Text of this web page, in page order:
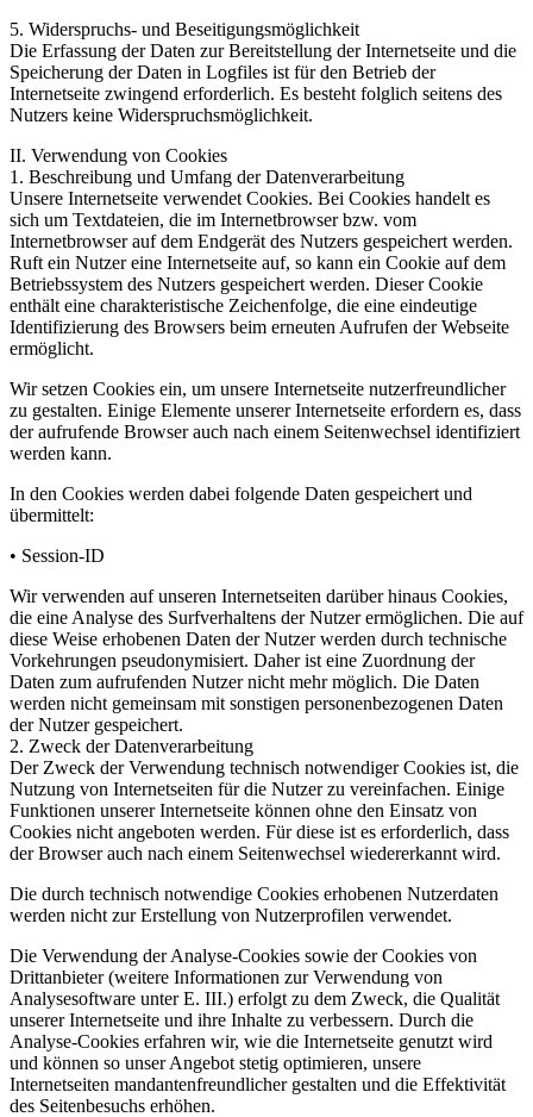
5. Widerspruchs- und Beseitigungsmöglichkeit
Die Erfassung der Daten zur Bereitstellung der Internetseite und die
Speicherung der Daten in Logfiles ist für den Betrieb der
Internetseite zwingend erforderlich. Es besteht folglich seitens des
Nutzers keine Widerspruchsmöglichkeit.
II. Verwendung von Cookies
1. Beschreibung und Umfang der Datenverarbeitung
Unsere Internetseite verwendet Cookies. Bei Cookies handelt es
sich um Textdateien, die im Internetbrowser bzw. vom
Internetbrowser auf dem Endgerät des Nutzers gespeichert werden.
Ruft ein Nutzer eine Internetseite auf, so kann ein Cookie auf dem
Betriebssystem des Nutzers gespeichert werden. Dieser Cookie
enthält eine charakteristische Zeichenfolge, die eine eindeutige
Identifizierung des Browsers beim erneuten Aufrufen der Webseite
ermöglicht.
Wir setzen Cookies ein, um unsere Internetseite nutzerfreundlicher
zu gestalten. Einige Elemente unserer Internetseite erfordern es, dass
der aufrufende Browser auch nach einem Seitenwechsel identifiziert
werden kann.
In den Cookies werden dabei folgende Daten gespeichert und
übermittelt:
• Session-ID
Wir verwenden auf unseren Internetseiten darüber hinaus Cookies,
die eine Analyse des Surfverhaltens der Nutzer ermöglichen. Die auf
diese Weise erhobenen Daten der Nutzer werden durch technische
Vorkehrungen pseudonymisiert. Daher ist eine Zuordnung der
Daten zum aufrufenden Nutzer nicht mehr möglich. Die Daten
werden nicht gemeinsam mit sonstigen personenbezogenen Daten
der Nutzer gespeichert.
2. Zweck der Datenverarbeitung
Der Zweck der Verwendung technisch notwendiger Cookies ist, die
Nutzung von Internetseiten für die Nutzer zu vereinfachen. Einige
Funktionen unserer Internetseite können ohne den Einsatz von
Cookies nicht angeboten werden. Für diese ist es erforderlich, dass
der Browser auch nach einem Seitenwechsel wiedererkannt wird.
Die durch technisch notwendige Cookies erhobenen Nutzerdaten
werden nicht zur Erstellung von Nutzerprofilen verwendet.
Die Verwendung der Analyse-Cookies sowie der Cookies von
Drittanbieter (weitere Informationen zur Verwendung von
Analysesoftware unter E. III.) erfolgt zu dem Zweck, die Qualität
unserer Internetseite und ihre Inhalte zu verbessern. Durch die
Analyse-Cookies erfahren wir, wie die Internetseite genutzt wird
und können so unser Angebot stetig optimieren, unsere
Internetseiten mandantenfreundlicher gestalten und die Effektivität
des Seitenbesuchs erhöhen.